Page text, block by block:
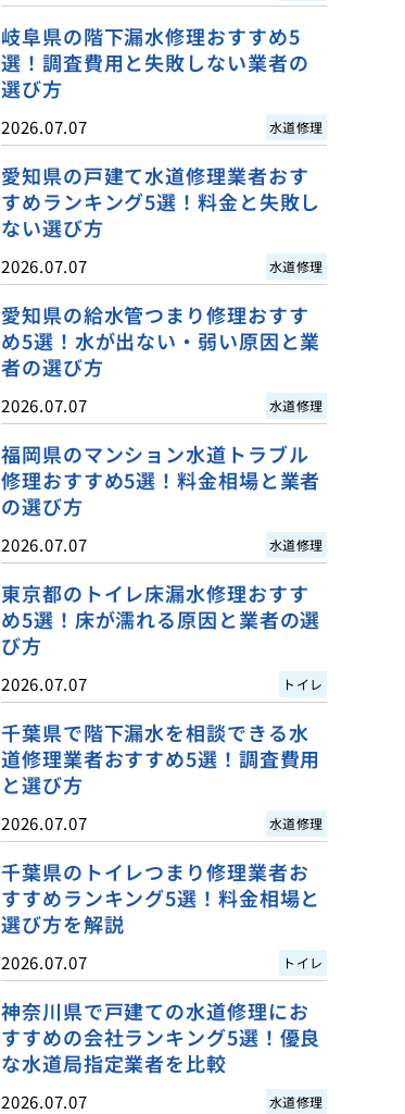
岐阜県の階下漏水修理おすすめ5
選！調査費用と失敗しない業者の
選び方
2026.07.07 水道修理
愛知県の戸建て水道修理業者おす
すめランキング5選！料金と失敗し
ない選び方
2026.07.07 水道修理
愛知県の給水管つまり修理おすす
め5選！水が出ない・弱い原因と業
者の選び方
2026.07.07 水道修理
福岡県のマンション水道トラブル
修理おすすめ5選！料金相場と業者
の選び方
2026.07.07 水道修理
東京都のトイレ床漏水修理おすす
め5選！床が濡れる原因と業者の選
び方
2026.07.07 トイレ
千葉県で階下漏水を相談できる水
道修理業者おすすめ5選！調査費用
と選び方
2026.07.07 水道修理
千葉県のトイレつまり修理業者お
すすめランキング5選！料金相場と
選び方を解説
2026.07.07 トイレ
神奈川県で戸建ての水道修理にお
すすめの会社ランキング5選！優良
な水道局指定業者を比較
2026.07.07 水道修理